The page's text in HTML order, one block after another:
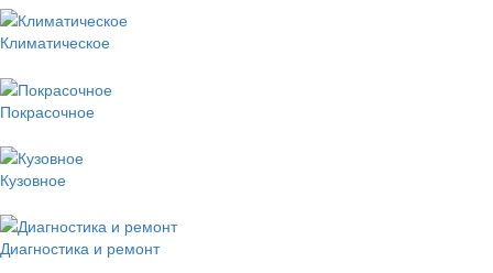
Климатическое
Покрасочное
Кузовное
Диагностика и ремонт